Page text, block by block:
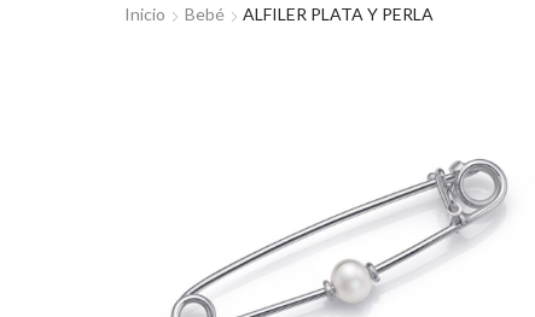
Inicio Bebé ALFILER PLATA Y PERLA